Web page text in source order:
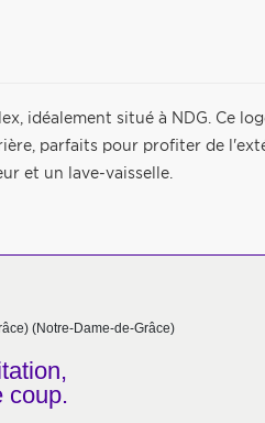
idéalement situé à NDG. Ce
parfaits pour profiter de
et un lave-vaisselle.
(Notre-Dame-de-Grâce)
coup.